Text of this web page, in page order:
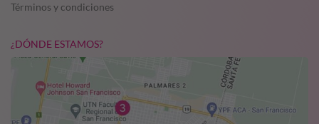
Términos y condiciones
¿DÓNDE ESTAMOS?